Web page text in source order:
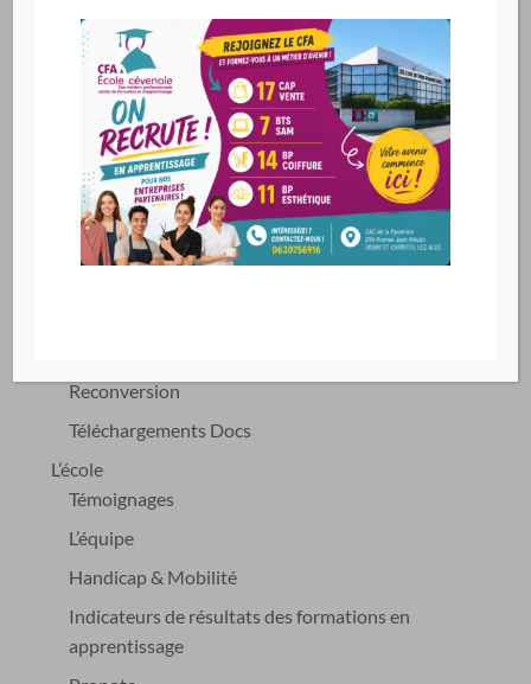
Accueil
Inscription rentrée 2026
Demande d’information
Formations
Formation Sécurité
Formations Esthétique Cosmétique Parfumerie
Reconversion
Téléchargements Docs
L’école
Témoignages
L’équipe
Handicap & Mobilité
Indicateurs de résultats des formations en
apprentissage